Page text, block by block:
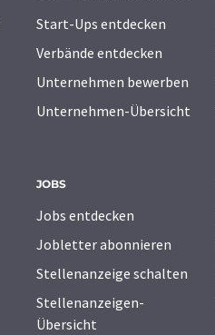
Start-Ups entdecken
Verbände entdecken
Unternehmen bewerben
Unternehmen-Übersicht
JOBS
Jobs entdecken
Jobletter abonnieren
Stellenanzeige schalten
Stellenanzeigen-
Übersicht